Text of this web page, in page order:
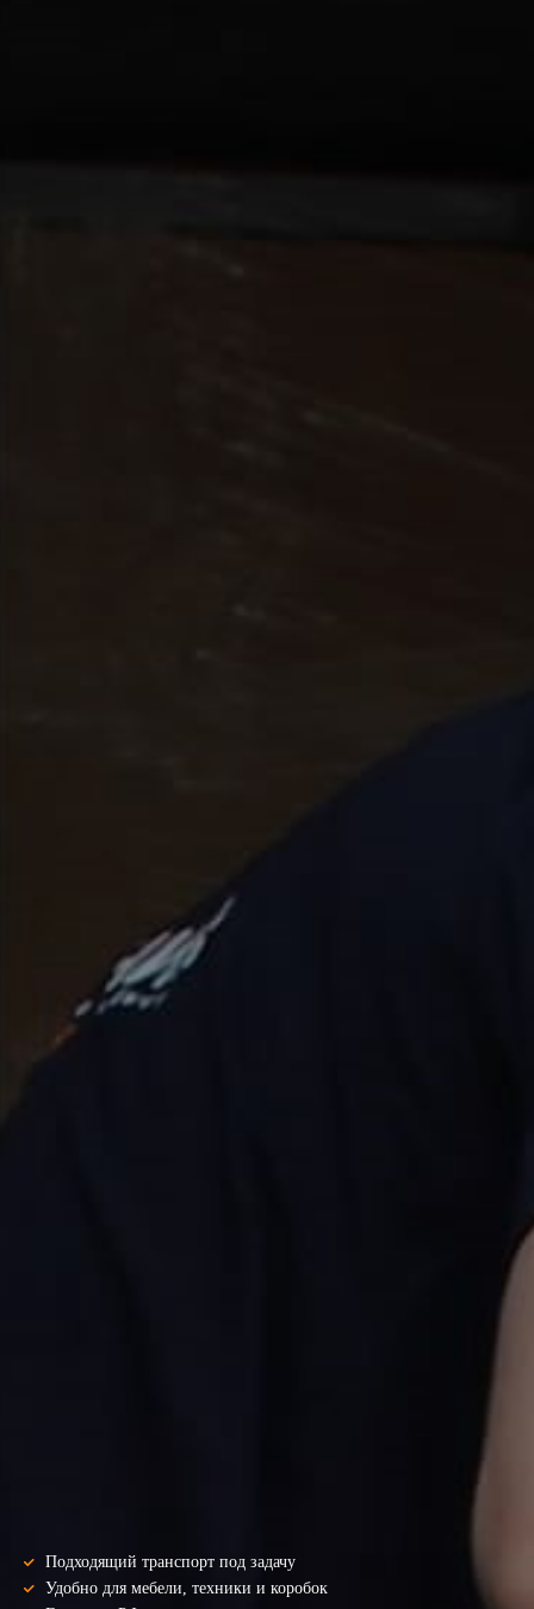
Подходящий транспорт под задачу
Удобно для мебели, техники и коробок